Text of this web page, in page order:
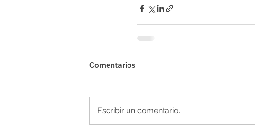
Comentarios
Escribir un comentario...